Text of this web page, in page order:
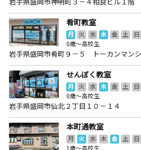
肴町教室
月 火 水 木 金 土
日
0歳～高校生
岩手県盛岡市肴町９－５ トーカンマン
せんぼく教室
月 火 水 木 金 土
日
0歳～高校生
岩手県盛岡市仙北２丁目１０－１４
本町通教室
月 火 水 木 金 土
日
1歳～高校生